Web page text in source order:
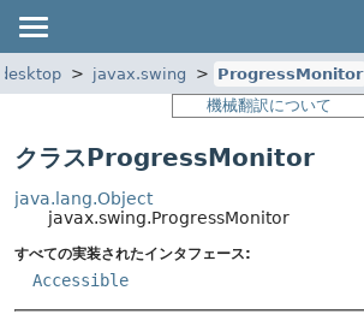
javax.swing
ProgressMonitor
機械翻訳について
クラスProgressMonitor
java.lang.Object
javax.swing.ProgressMonitor
すべての実装されたインタフェース:
Accessible